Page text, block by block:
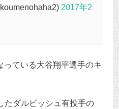
2017年2
っている大谷翔平選手のキ
たダルビッシュ有投手の